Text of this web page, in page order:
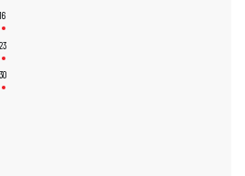
16
23
30